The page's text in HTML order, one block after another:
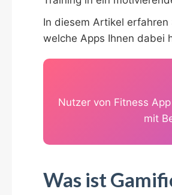
In diesem Artikel
welche Apps Ihnen dabei
Nutzer von Fitness
mit
Was ist